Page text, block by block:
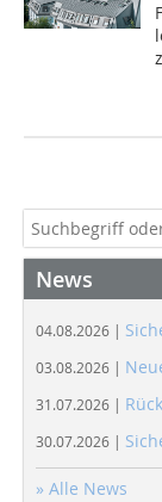
News
04.08.2026 |
03.08.2026 |
31.07.2026 |
30.07.2026 |
» Alle News